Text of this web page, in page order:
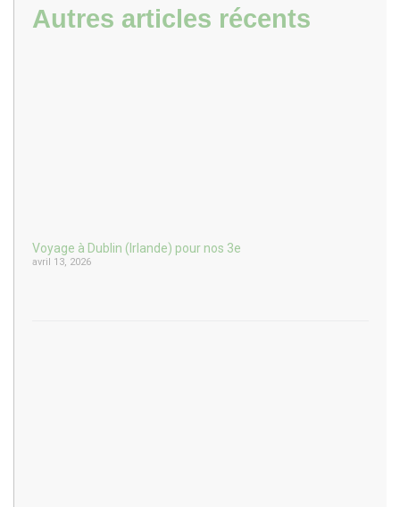
Autres articles récents
Voyage à Dublin (Irlande) pour nos 3e
avril 13, 2026